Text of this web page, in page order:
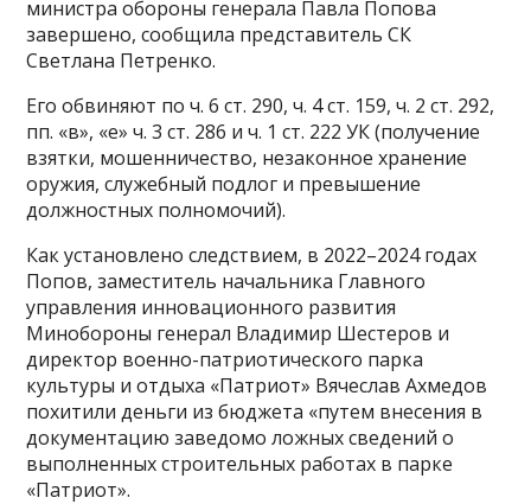
министра обороны генерала Павла Попова
завершено, сообщила представитель СК
Светлана Петренко.
Его обвиняют по ч. 6 ст. 290, ч. 4 ст. 159, ч. 2 ст. 292,
пп. «в», «е» ч. 3 ст. 286 и ч. 1 ст. 222 УК (получение
взятки, мошенничество, незаконное хранение
оружия, служебный подлог и превышение
должностных полномочий).
Как установлено следствием, в 2022–2024 годах
Попов, заместитель начальника Главного
управления инновационного развития
Минобороны генерал Владимир Шестеров и
директор военно-патриотического парка
культуры и отдыха «Патриот» Вячеслав Ахмедов
похитили деньги из бюджета «путем внесения в
документацию заведомо ложных сведений о
выполненных строительных работах в парке
«Патриот».